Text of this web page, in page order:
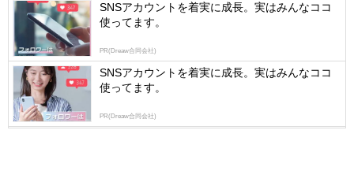
SNSアカウントを着実に成長。実はみんなココ
使ってます。
PR(Dreaw合同会社)
SNSアカウントを着実に成長。実はみんなココ
使ってます。
PR(Dreaw合同会社)